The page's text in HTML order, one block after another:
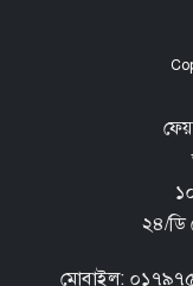
২৪/ডি
মোবাইল: